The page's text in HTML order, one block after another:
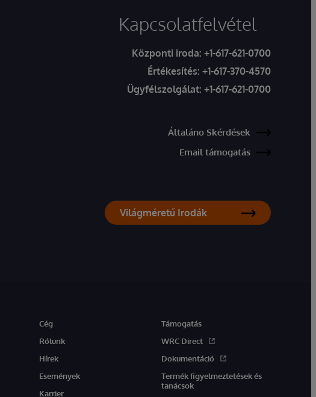
Kapcsolatfelvétel
Központi iroda: +1-617-621-0700
Értékesítés: +1-617-370-4570
Ügyfélszolgálat: +1-617-621-0700
Általáno Skérdések
Email támogatás
Világméretű Irodák
Cég
Rólunk
Hírek
Események
Karrier
Támogatás
WRC Direct
Dokumentáció
Termék figyelmeztetések és
tanácsok